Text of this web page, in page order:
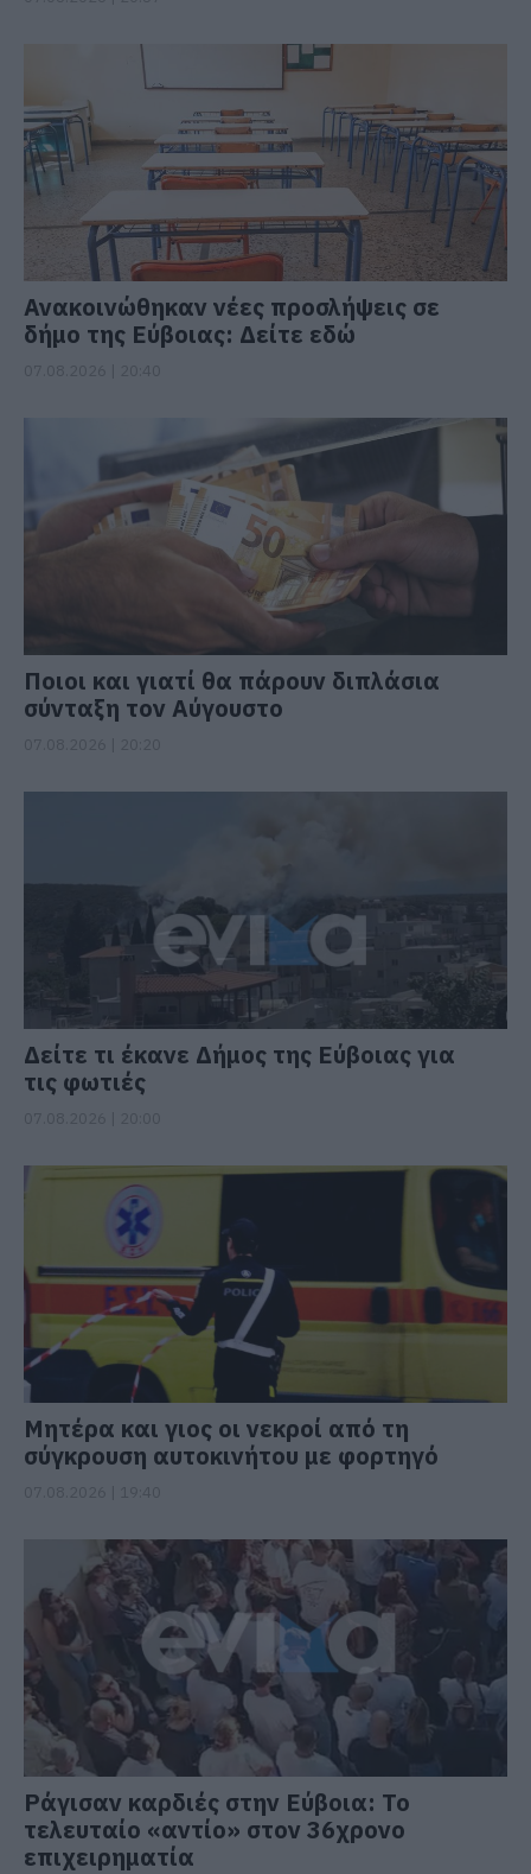
Ανακοινώθηκαν νέες προσλήψεις σε
δήμο της Εύβοιας: Δείτε εδώ
Ποιοι και γιατί θα πάρουν διπλάσια
σύνταξη τον Αύγουστο
Δείτε τι έκανε Δήμος της Εύβοιας για
τις φωτιές
Μητέρα και γιος οι νεκροί από τη
σύγκρουση αυτοκινήτου με φορτηγό
Ράγισαν καρδιές στην Εύβοια: Το
τελευταίο «αντίο» στον 36χρονο
επιχειρηματία